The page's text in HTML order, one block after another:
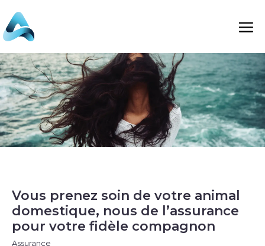
Vous prenez soin de votre animal
domestique, nous de l’assurance
pour votre fidèle compagnon
Assurance